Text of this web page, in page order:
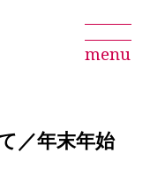
menu
／年末年始